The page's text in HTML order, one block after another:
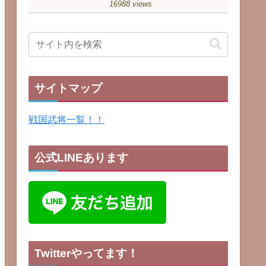
16988 views
サイトマップ
戦国武将一覧！！
公式LINEあります
Twitterやってます！